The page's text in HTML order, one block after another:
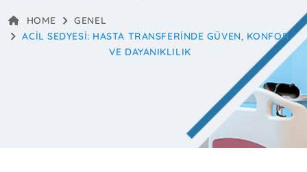
HOME
GENEL
ACIL SEDYESI: HASTA TRANSFERINDE GÜVEN, KONFOR
VE DAYANIKLILIK